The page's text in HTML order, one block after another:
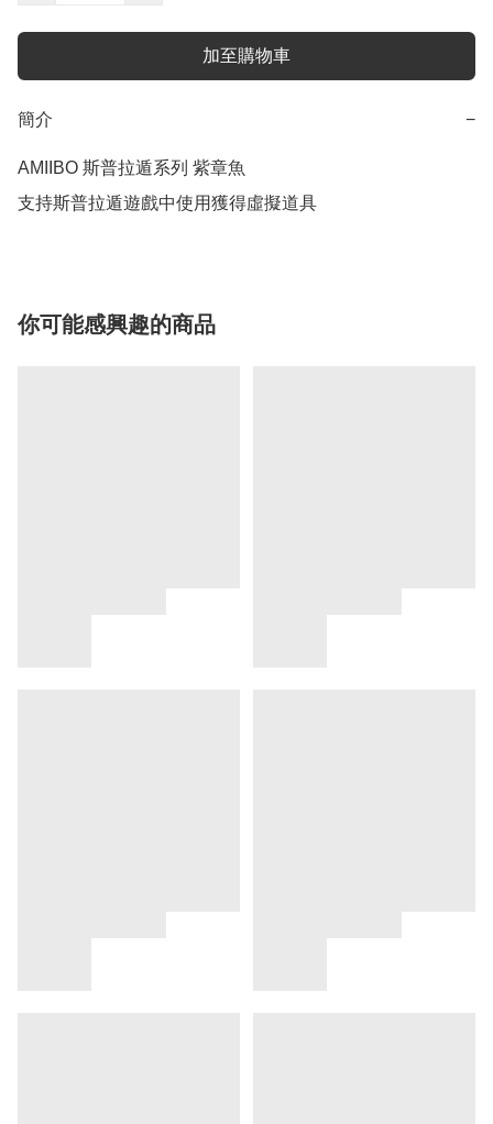
加至購物車
簡介 −
AMIIBO 斯普拉遁系列 紫章魚
支持斯普拉遁遊戲中使用獲得虛擬道具
你可能感興趣的商品